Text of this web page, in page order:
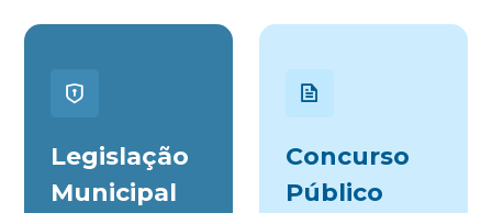
Legislação
Municipal
Concurso
Público